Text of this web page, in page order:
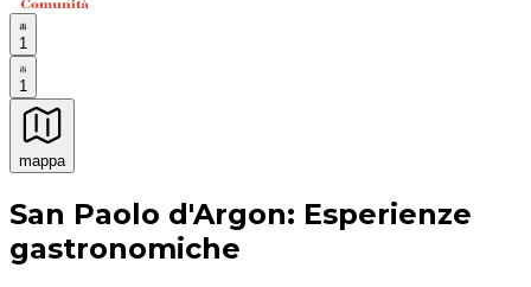
1
1
mappa
Esperienze culinarie indimenticabili: Esperienze
San Paolo d'Argon: Esperienze
gastronomiche